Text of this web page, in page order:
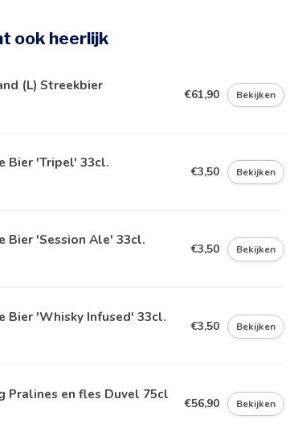
ook heerlijk
(L) Streekbier
€61,90 Bekijken
Bier 'Tripel' 33cl.
€3,50 Bekijken
Bier 'Session Ale' 33cl.
€3,50 Bekijken
Bier 'Whisky Infused' 33cl.
€3,50 Bekijken
Pralines en fles Duvel 75cl
€56,90 Bekijken